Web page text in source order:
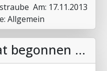
Am: 17.11.2013
Allgemein
begonnen ...